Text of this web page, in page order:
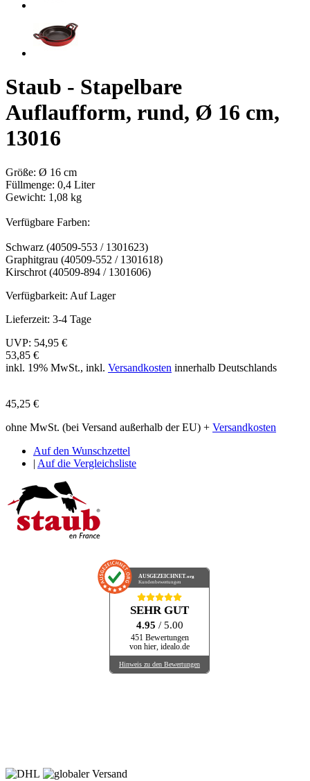
Staub - Stapelbare
Auflaufform, rund, Ø 16 cm,
13016
Größe: Ø 16 cm
Füllmenge: 0,4 Liter
Gewicht: 1,08 kg
Verfügbare Farben:
Schwarz (40509-553 / 1301623)
Graphitgrau (40509-552 / 1301618)
Kirschrot (40509-894 / 1301606)
Verfügbarkeit: Auf Lager
Lieferzeit: 3-4 Tage
UVP: 54,95 €
53,85 €
inkl. 19% MwSt., inkl. Versandkosten innerhalb Deutschlands
45,25 €
ohne MwSt. (bei Versand außerhalb der EU) + Versandkosten
Auf den Wunschzettel
| Auf die Vergleichsliste
AUSGEZEICHNET.org
Kundenbewertungen
SEHR GUT
4.95 / 5.00
451 Bewertungen
von hier, idealo.de
Hinweis zu den Bewertungen